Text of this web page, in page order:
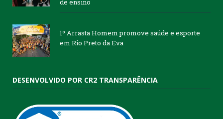
de ensino
1º Arrasta Homem promove saúde e esporte
em Rio Preto da Eva
DESENVOLVIDO POR CR2 TRANSPARÊNCIA